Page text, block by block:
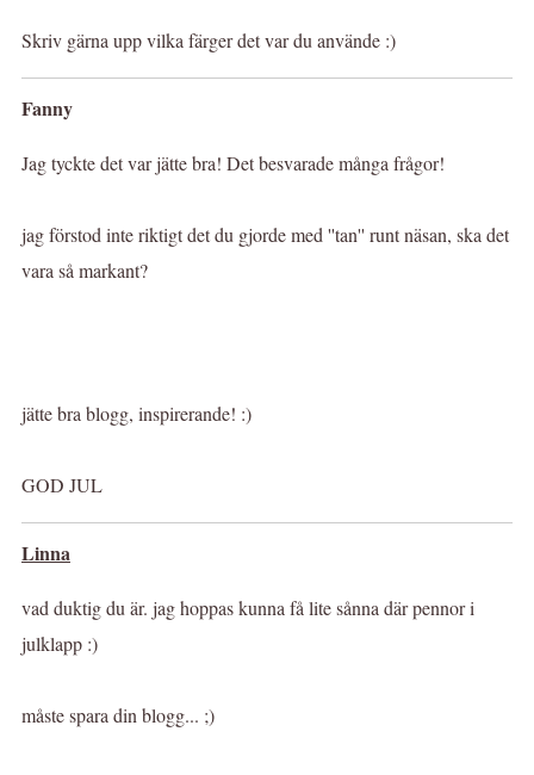
Skriv gärna upp vilka färger det var du använde :)
Fanny
Jag tyckte det var jätte bra! Det besvarade många frågor!
jag förstod inte riktigt det du gjorde med ''tan'' runt näsan, ska det
vara så markant?
jätte bra blogg, inspirerande! :)
GOD JUL
Linna
vad duktig du är. jag hoppas kunna få lite sånna där pennor i
julklapp :)
måste spara din blogg... ;)